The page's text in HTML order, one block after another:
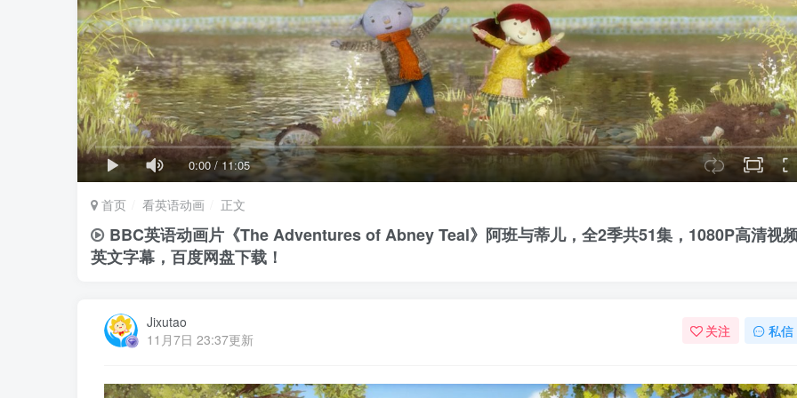
0:00 /11:05
首页 看英语动画 正文
BBC英语动画片《The Adventures of Abney Teal》阿班与蒂儿，全2季共51集，1080P高清视
英文字幕，百度网盘下载！
Jixutao
11月7日 23:37更新
关注 私信